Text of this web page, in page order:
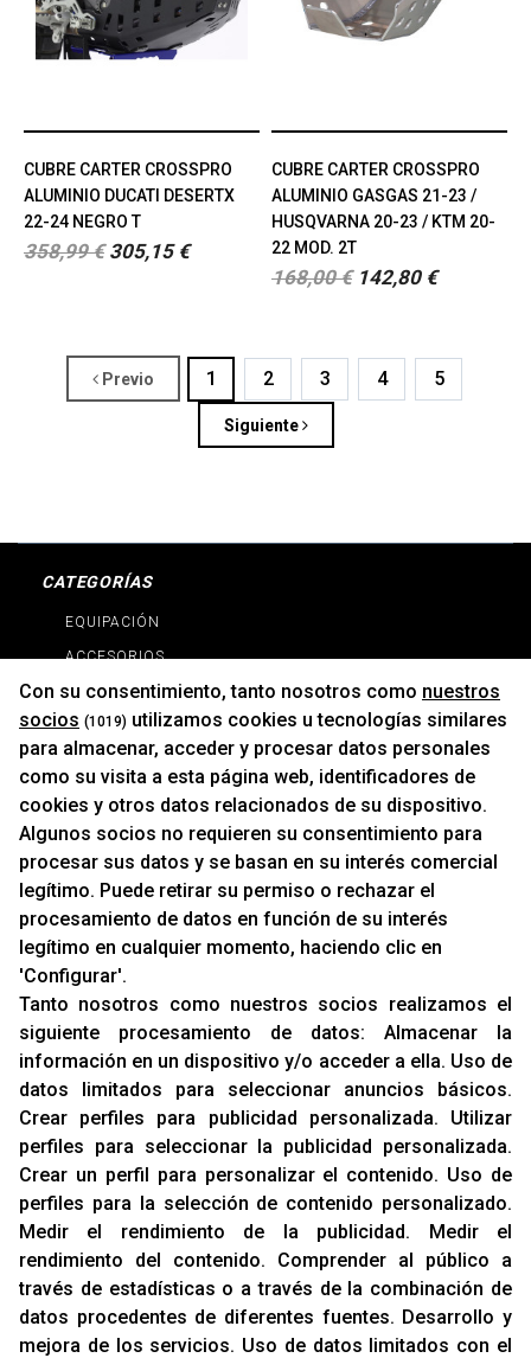
CUBRE CARTER CROSSPRO
ALUMINIO DUCATI DESERTX
22-24 NEGRO T
358,99 € 305,15 €
CUBRE CARTER CROSSPRO
ALUMINIO GASGAS 21-23 /
HUSQVARNA 20-23 / KTM 20-
22 MOD. 2T
168,00 € 142,80 €
Previo 1 2 3 4 5
Siguiente
CATEGORÍAS
EQUIPACIÓN
ACCESORIOS
RECAMBIOS
PROMOCIONES
NOVEDADES
MARCAS
MARCAS
INFORMACIÓN
Contacto
Cambios Y Devoluciones
RACING SUPPORT
Aviso Legal
Sobre Nosotros
Cookies
Política De Privacidad
OFICINAS
C/ Rozabella, 6
Con su consentimiento, tanto nosotros como nuestros
socios (1019) utilizamos cookies u tecnologías similares
para almacenar, acceder y procesar datos personales
como su visita a esta página web, identificadores de
cookies y otros datos relacionados de su dispositivo.
Algunos socios no requieren su consentimiento para
procesar sus datos y se basan en su interés comercial
legítimo. Puede retirar su permiso o rechazar el
procesamiento de datos en función de su interés
legítimo en cualquier momento, haciendo clic en
'Configurar'.
Tanto nosotros como nuestros socios realizamos el
siguiente procesamiento de datos: Almacenar la
información en un dispositivo y/o acceder a ella. Uso de
datos limitados para seleccionar anuncios básicos.
Crear perfiles para publicidad personalizada. Utilizar
perfiles para seleccionar la publicidad personalizada.
Crear un perfil para personalizar el contenido. Uso de
perfiles para la selección de contenido personalizado.
Medir el rendimiento de la publicidad. Medir el
rendimiento del contenido. Comprender al público a
través de estadísticas o a través de la combinación de
datos procedentes de diferentes fuentes. Desarrollo y
mejora de los servicios. Uso de datos limitados con el